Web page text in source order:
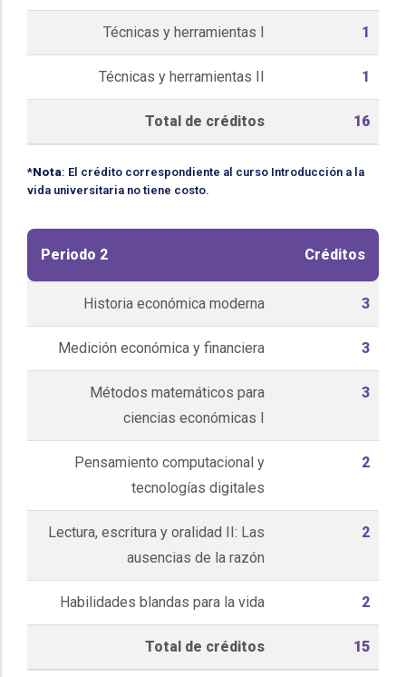
Técnicas y herramientas I 1
Técnicas y herramientas II 1
Total de créditos 16
*Nota: El crédito correspondiente al curso Introducción a la
vida universitaria no tiene costo.
Periodo 2 Créditos
Historia económica moderna 3
Medición económica y financiera 3
Métodos matemáticos para
ciencias económicas I
3
Pensamiento computacional y
tecnologías digitales
2
Lectura, escritura y oralidad II: Las
ausencias de la razón
2
Habilidades blandas para la vida 2
Total de créditos 15